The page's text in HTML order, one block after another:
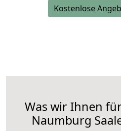
Kostenlose
Was wir Ihnen
Naumburg